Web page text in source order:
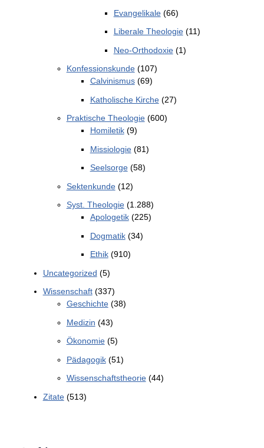
Evangelikale(66)
Liberale Theologie(11)
Neo-Orthodoxie(1)
Konfessionskunde(107)
Calvinismus(69)
Katholische Kirche(27)
Praktische Theologie(600)
Homiletik(9)
Missiologie(81)
Seelsorge(58)
Sektenkunde(12)
Syst. Theologie(1.288)
Apologetik(225)
Dogmatik(34)
Ethik(910)
Uncategorized (5)
Wissenschaft(337)
Geschichte(38)
Medizin (43)
Ökonomie(5)
Pädagogik(51)
Wissenschaftstheorie(44)
Zitate(513)